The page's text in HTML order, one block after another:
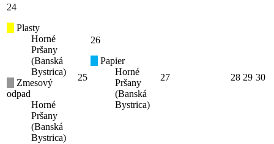
24
Plasty
Horné
Pršany
(Banská
Bystrica)
Zmesový
odpad
Horné
Pršany
(Banská
Bystrica)
25
26
Papier
Horné
Pršany
(Banská
Bystrica)
27 28 29 30